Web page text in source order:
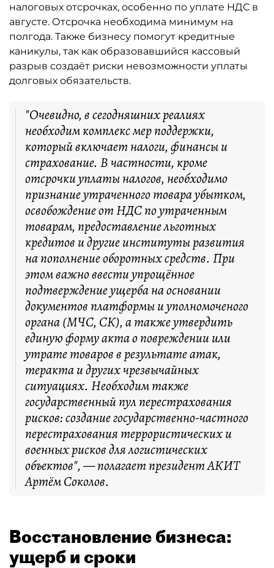
налоговых отсрочках, особенно по уплате НДС в
августе. Отсрочка необходима минимум на
полгода. Также бизнесу помогут кредитные
каникулы, так как образовавшийся кассовый
разрыв создаёт риски невозможности уплаты
долговых обязательств.
"Очевидно, в сегодняшних реалиях
необходим комплекс мер поддержки,
который включает налоги, финансы и
страхование. В частности, кроме
отсрочки уплаты налогов, необходимо
признание утраченного товара убытком,
освобождение от НДС по утраченным
товарам, предоставление льготных
кредитов и другие институты развития
на пополнение оборотных средств. При
этом важно ввести упрощённое
подтверждение ущерба на основании
документов платформы и уполномоченого
органа (МЧС, СК), а также утвердить
единую форму акта о повреждении или
утрате товаров в результате атак,
теракта и других чрезвычайных
ситуациях. Необходим также
государственный пул перестрахования
рисков: создание государственно-частного
перестрахования террористических и
военных рисков для логистических
объектов", — полагает президент АКИТ
Артём Соколов.
Восстановление бизнеса:
ущерб и сроки